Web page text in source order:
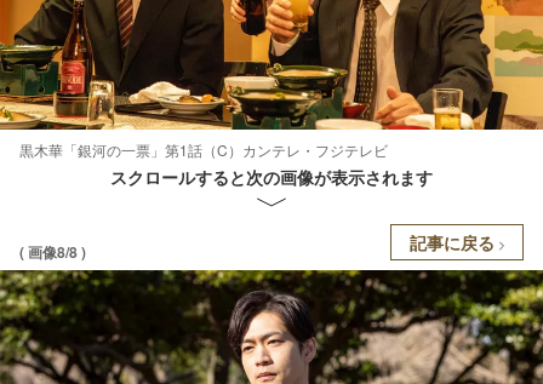
黒木華「銀河の一票」第1話（C）カンテレ・フジテレビ
スクロールすると次の画像が表示されます
( 画像8/8 ) 記事に戻る